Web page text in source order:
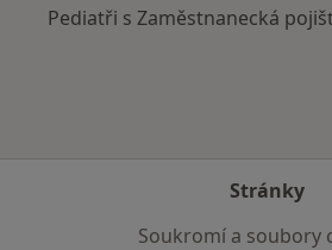
Pediatři s Zaměstnanecká
Stránky
Soukromí a soubory